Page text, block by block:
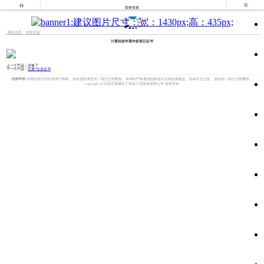

荣誉资质

网站首页 荣誉资质
计算机软件著作权登记证书
上一个产品：没有了
下一个产品：甘肃*企业证书
法律声明 本网站部分内容来源于网络，如有侵权请告知！我们立即删除；本网站严格遵循国家相关法律法规规定，如有不当之处，请告知！我们立即删除。
copyright @石家庄鼎威化工装备工程股份有限公司 版权所有